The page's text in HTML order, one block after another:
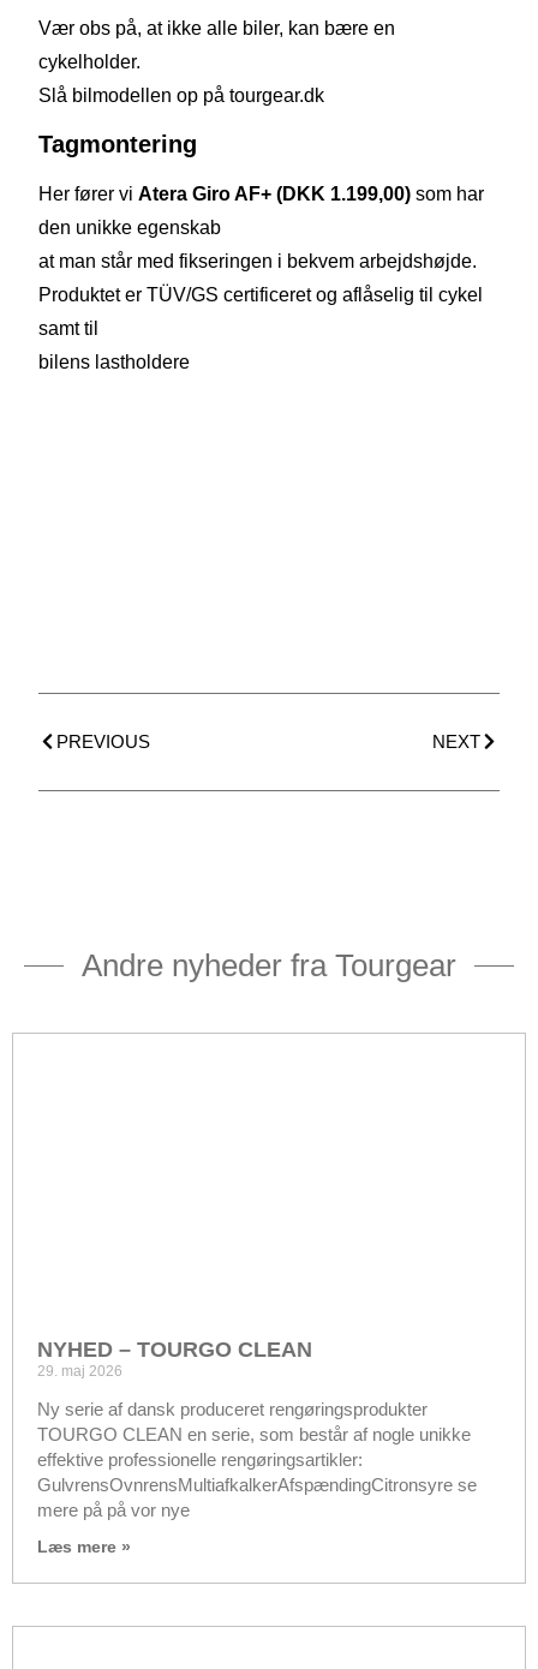
Vær obs på, at ikke alle biler, kan bære en
cykelholder.
Slå bilmodellen op på tourgear.dk
Tagmontering
Her fører viAtera Giro AF+ (DKK 1.199,00)som har
den unikke egenskab
at man står med fikseringen i bekvem arbejdshøjde.
Produktet er TÜV/GS certificeret og aflåselig til cykel
samt til
bilens lastholdere
PREVIOUS NEXT
Andre nyheder fra Tourgear
NYHED – TOURGO CLEAN
29. maj 2026
Ny serie af dansk produceret rengøringsprodukter
TOURGO CLEAN en serie, som består af nogle unikke
effektive professionelle rengøringsartikler:
GulvrensOvnrensMultiafkalkerAfspændingCitronsyre se
mere på på vor nye
Læs mere »